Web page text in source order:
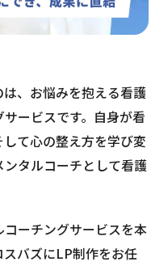
、お悩みを抱える看護
ービスです。自身が看
て心の整え方を学び変
タルコーチとして看護
ーチングサービスを本
バズにLP制作をお任